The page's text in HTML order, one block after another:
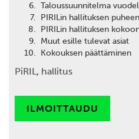
Taloussuunnitelma
PIRILin hallituksen
PIRILin hallituksen
Muut esille tulevat asiat
Kokouksen päättäminen
PiRIL, hallitus
ILMOITTAUDU